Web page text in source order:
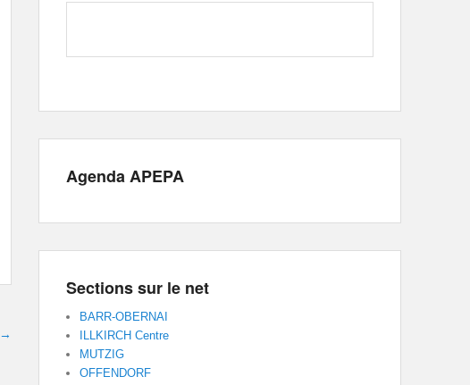
→
Agenda APEPA
Sections sur le net
BARR-OBERNAI
ILLKIRCH Centre
MUTZIG
OFFENDORF